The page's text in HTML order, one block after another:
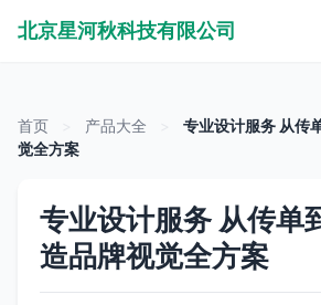
北京星河秋科技有限公司
首页 产品大全
专业设计服务 从传
觉全方案
专业设计服务 从传单
造品牌视觉全方案